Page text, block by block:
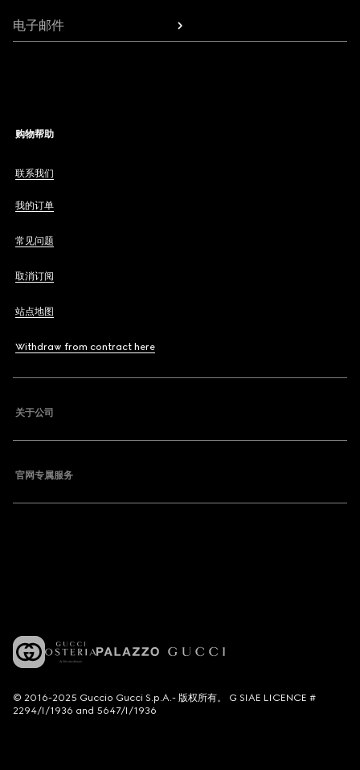
电子邮件
购物帮助
联系我们
我的订单
常见问题
取消订阅
站点地图
Withdraw from contract here
关于公司
官网专属服务
© 2016-2025 Guccio Gucci S.p.A.- 版权所有。 G SIAE LICENCE #
2294/I/1936 and 5647/I/1936